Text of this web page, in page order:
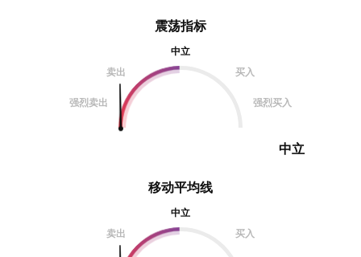
震荡指标
中立
卖出
买入
强烈卖出 强烈买入
中立
移动平均线
中立
卖出
买入